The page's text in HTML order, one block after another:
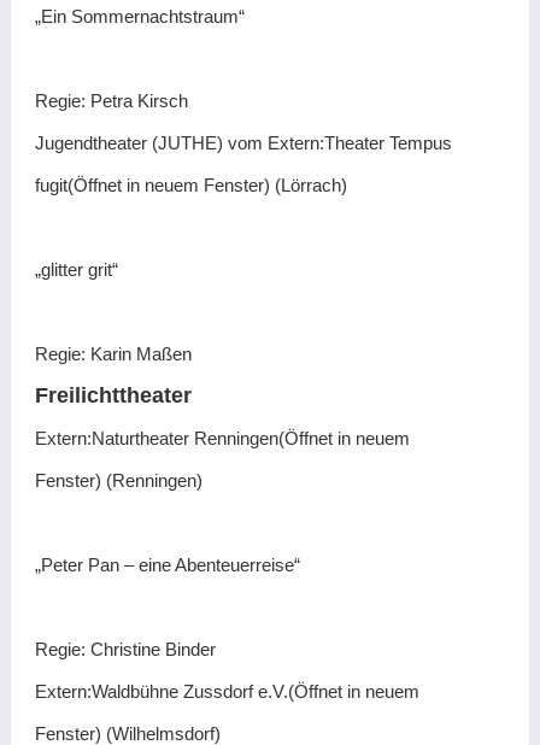
„Ein Sommernachtstraum“
Regie: Petra Kirsch
Jugendtheater (JUTHE) vom Extern:Theater Tempus
fugit(Öffnet in neuem Fenster) (Lörrach)
„glitter grit“
Regie: Karin Maßen
Freilichttheater
Extern:Naturtheater Renningen(Öffnet in neuem
Fenster) (Renningen)
„Peter Pan – eine Abenteuerreise“
Regie: Christine Binder
Extern:Waldbühne Zussdorf e.V.(Öffnet in neuem
Fenster) (Wilhelmsdorf)